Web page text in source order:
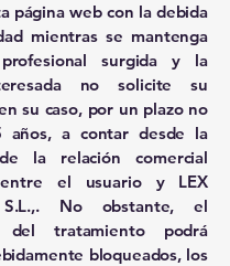
página web con la debida
mientras se mantenga
surgida y la
no solicite su
su caso, por un plazo no
años, a contar desde la
la relación comercial
entre el usuario y LEX
S.L.,. No obstante, el
del tratamiento podrá
bloqueados, los